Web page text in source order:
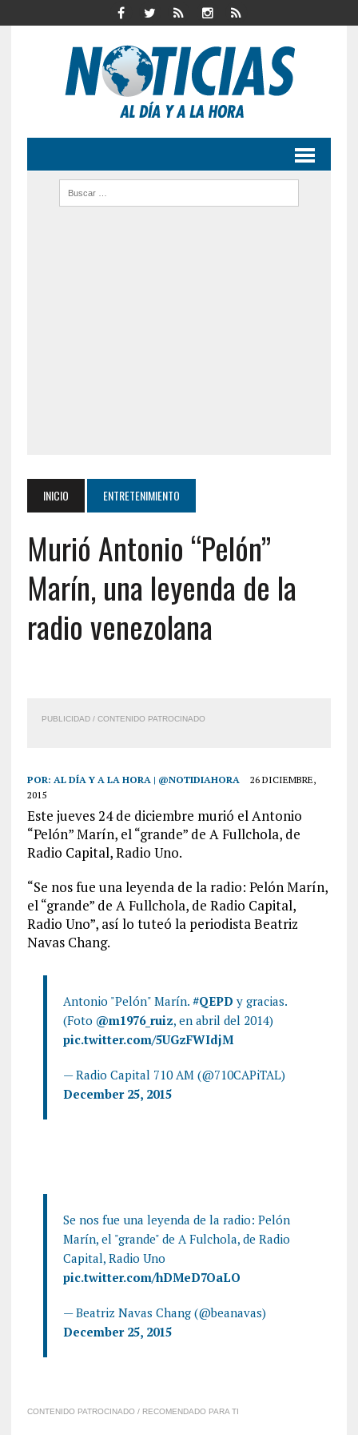
INICIO ENTRETENIMIENTO
Murió Antonio “Pelón”
Marín, una leyenda de la
radio venezolana
PUBLICIDAD / CONTENIDO PATROCINADO
POR: AL DÍA Y A LA HORA | @NOTIDIAHORA
26 DICIEMBRE,
2015
Este jueves 24 de diciembre murió el Antonio
“Pelón” Marín, el “grande” de A Fullchola, de
Radio Capital, Radio Uno.
“Se nos fue una leyenda de la radio: Pelón Marín,
el “grande” de A Fullchola, de Radio Capital,
Radio Uno”, así lo tuteó la periodista Beatriz
Navas Chang.
Antonio "Pelón" Marín. #QEPD y gracias.
(Foto @m1976_ruiz, en abril del 2014)
pic.twitter.com/5UGzFWIdjM
— Radio Capital 710 AM (@710CAPiTAL)
December 25, 2015
Se nos fue una leyenda de la radio: Pelón
Marín, el "grande" de A Fulchola, de Radio
Capital, Radio Uno
pic.twitter.com/hDMeD7OaLO
— Beatriz Navas Chang (@beanavas)
December 25, 2015
CONTENIDO PATROCINADO / RECOMENDADO PARA TI